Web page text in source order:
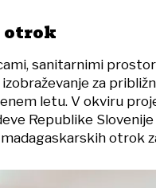
otrok
sanitarnimi
za
enem letu. V okviru
Republike
otrok